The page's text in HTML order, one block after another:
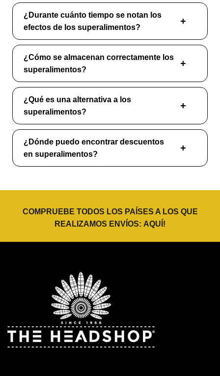
¿Durante cuánto tiempo se notan los
efectos de los superalimentos?
¿Cómo se almacenan correctamente los
superalimentos?
¿Qué es una alternativa a los
superalimentos?
¿Dónde puedo encontrar descuentos
en superalimentos?
COMPRUEBE TODOS LOS PAÍSES A LOS QUE
REALIZAMOS ENVÍOS: AQUÍ !